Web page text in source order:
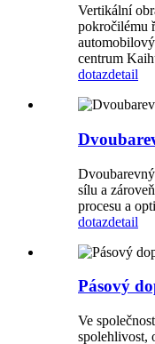
Vertikální
pokročilému
centrum
dotazdetail
sílu a
procesu a
dotazdetail
Pásový
Ve
spolehlivost,